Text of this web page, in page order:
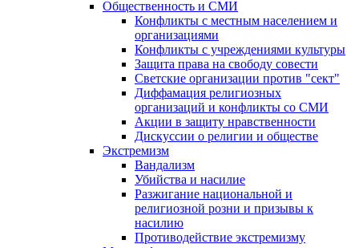
Общественность и СМИ
Конфликты с местным населением и
организациями
Конфликты с учреждениями культуры
Защита права на свободу совести
Светские организации против "сект"
Диффамация религиозных
организаций и конфликты со СМИ
Акции в защиту нравственности
Дискуссии о религии и обществе
Экстремизм
Вандализм
Убийства и насилие
Разжигание национальной и
религиозной розни и призывы к
насилию
Противодействие экстремизму